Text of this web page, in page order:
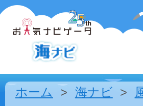
ホーム 海ナビ